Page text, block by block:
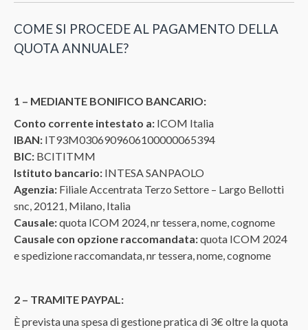
COME SI PROCEDE AL PAGAMENTO DELLA
QUOTA ANNUALE?
1 – MEDIANTE BONIFICO BANCARIO:
Conto corrente intestato a: ICOM Italia
IBAN: IT93M0306909606100000065394
BIC: BCITITMM
Istituto bancario: INTESA SANPAOLO
Agenzia: Filiale Accentrata Terzo Settore – Largo Bellotti
snc, 20121, Milano, Italia
Causale:quota ICOM 2024, nr tessera, nome, cognome
Causale con opzione raccomandata:quota ICOM 2024
e spedizione raccomandata, nr tessera, nome, cognome
2 – TRAMITE PAYPAL:
È prevista una spesa di gestione pratica di 3€ oltre la quota